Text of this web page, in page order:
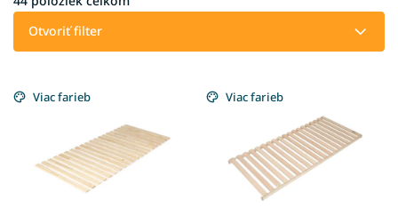
d
Otvoriť filter
ý
Viac farieb Viac farieb